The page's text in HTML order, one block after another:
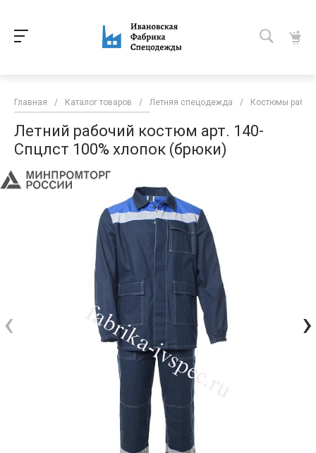
Главная / Каталог товаров / Летняя спецодежда / Костюмы
Летний рабочий костюм арт. 140-
Спцлст 100% хлопок (брюки)
‹ ›